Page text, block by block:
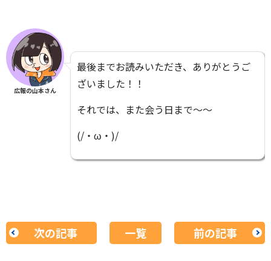
広報の山本さん
最後までお読みいただき、ありがとうご
ざいました！！
それでは、また会う日まで～～
(/・ω・)/
次の記事 一覧 前の記事